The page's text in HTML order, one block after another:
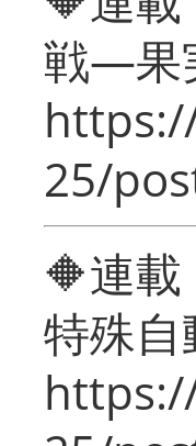
戦―果
25/
🔶連
特殊自